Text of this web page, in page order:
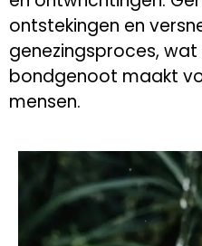
ontstekingen en
genezingsproces,
bondgenoot maakt
mensen.